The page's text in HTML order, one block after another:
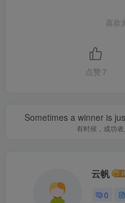
喜欢
点赞 7
Sometimes a winner is
有时候，成功
云帆
0